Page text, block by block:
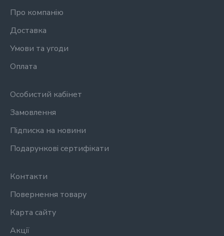
Про компанію
Доставка
Умови та угоди
Оплата
Особистий кабінет
Замовлення
Підписка на новини
Подарункові сертифікати
Контакти
Повернення товару
Карта сайту
Акції